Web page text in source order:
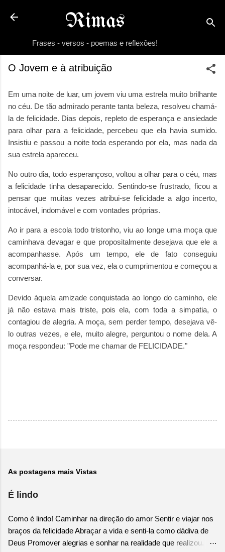
Pular para o conteúdo principal
Rimas
Frases - versos - poemas e reflexões!
O Jovem e à atribuição
Em uma noite de luar, um jovem viu uma estrela muito brilhante
no céu. De tão admirado perante tanta beleza, resolveu chamá-
la de felicidade. Dias depois, repleto de esperança e ansiedade
para olhar para a felicidade, percebeu que ela havia sumido.
Insistiu e passou a noite toda esperando por ela, mas nada da
sua estrela apareceu.
No outro dia, todo esperançoso, voltou a olhar para o céu, mas
a felicidade tinha desaparecido. Sentindo-se frustrado, ficou a
pensar que muitas vezes atribui-se felicidade a algo incerto,
intocável, indomável e com vontades próprias.
Ao ir para a escola todo tristonho, viu ao longe uma moça que
caminhava devagar e que propositalmente desejava que ele a
acompanhasse. Após um tempo, ele de fato conseguiu
acompanhá-la e, por sua vez, ela o cumprimentou e começou a
conversar.
Devido àquela amizade conquistada ao longo do caminho, ele
já não estava mais triste, pois ela, com toda a simpatia, o
contagiou de alegria. A moça, sem perder tempo, desejava vê-
lo outras vezes, e ele, muito alegre, perguntou o nome dela. A
moça respondeu: "Pode me chamar de FELICIDADE."
As postagens mais Vistas
É lindo
Como é lindo! Caminhar na direção do amor Sentir e viajar nos
braços da felicidade Abraçar a vida e senti-la como dádiva de
Deus Promover alegrias e sonhar na realidade que realizou.